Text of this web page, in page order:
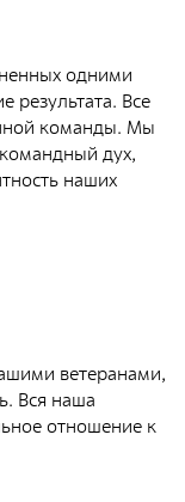
одними
результата. Все
команды. Мы
дух,
наших
ветеранами,
Вся наша
отношение к